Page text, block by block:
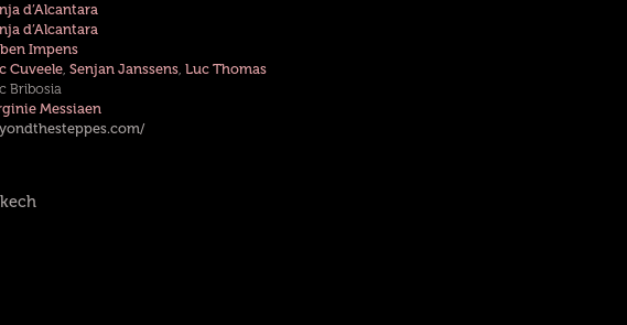
d’Alcantara
d’Alcantara
Impens
Cuveele, Senjan Janssens, Luc Thomas
Bribosia
Messiaen